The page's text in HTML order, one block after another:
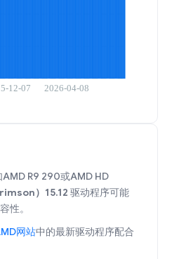
R9 290或AMD HD
）15.12 驱动程序可能
性。
网站中的最新驱动程序配合